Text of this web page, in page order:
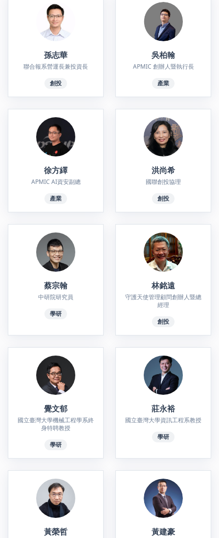
孫志華
聯合報系營運長兼投資長
創投
吳柏翰
APMIC 創辦人暨執行長
產業
徐方繹
APMIC AI資安副總
產業
洪尚希
國聯創投協理
創投
蔡宗翰
中研院研究員
學研
林銘遠
守護天使管理顧問創辦人暨總
經理
創投
覺文郁
國立臺灣大學機械工程學系終
身特聘教授
學研
莊永裕
國立臺灣大學資訊工程系教授
學研
黃榮哲 黃建豪